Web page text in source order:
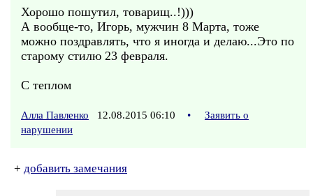
Хорошо пошутил, товарищ..!)))
А вообще-то, Игорь, мужчин 8 Марта, тоже
можно поздравлять, что я иногда и делаю...Это по
старому стилю 23 февраля.
С теплом
Алла Павленко 12.08.2015 06:10 •
Заявить о
нарушении
+ добавить замечания